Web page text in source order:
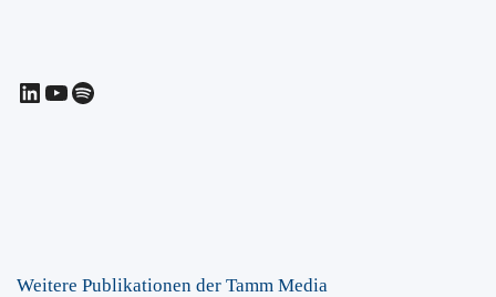
LinkedIn
YouTube
Spotify
Weitere Publikationen der Tamm Media